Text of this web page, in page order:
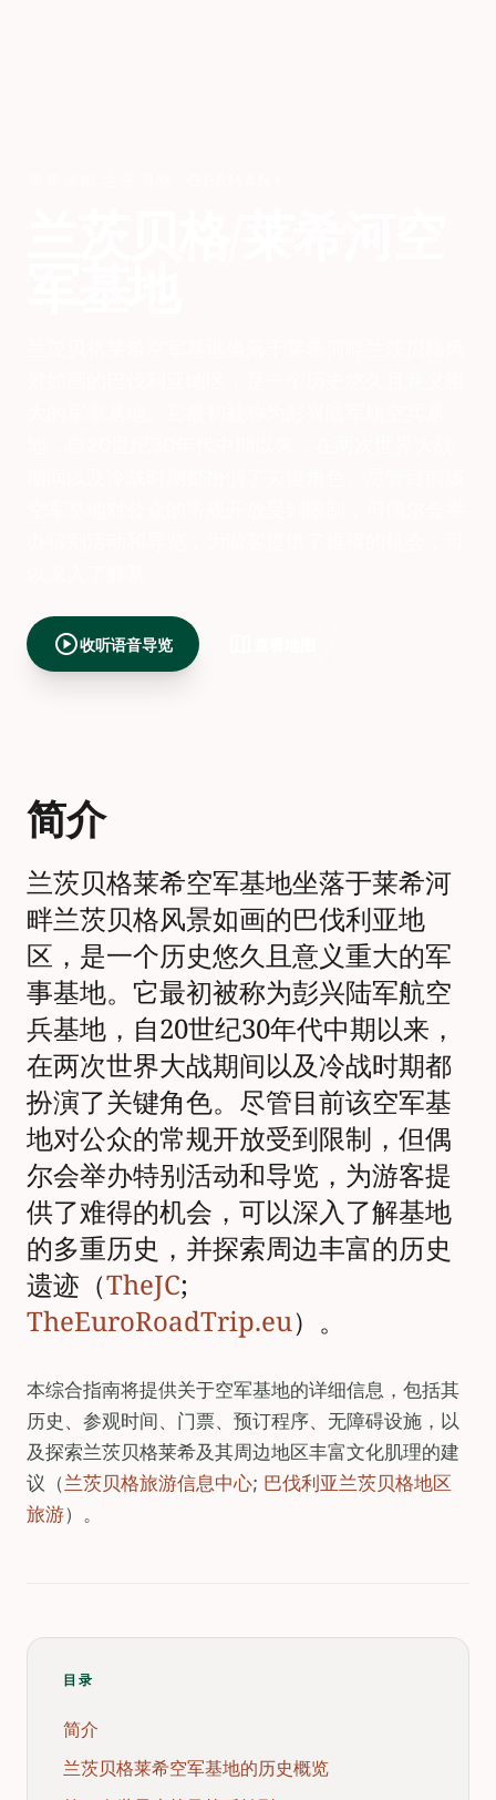
play_circle收听语音导览
简介
兰茨贝格莱希空军基地坐落于莱希河
畔兰茨贝格风景如画的巴伐利亚地
区，是一个历史悠久且意义重大的军
事基地。它最初被称为彭兴陆军航空
兵基地，自20世纪30年代中期以来，
在两次世界大战期间以及冷战时期都
扮演了关键角色。尽管目前该空军基
地对公众的常规开放受到限制，但偶
尔会举办特别活动和导览，为游客提
供了难得的机会，可以深入了解基地
的多重历史，并探索周边丰富的历史
遗迹（TheJC;
TheEuroRoadTrip.eu）。
本综合指南将提供关于空军基地的详细信息，包括其
历史、参观时间、门票、预订程序、无障碍设施，以
及探索兰茨贝格莱希及其周边地区丰富文化肌理的建
议（兰茨贝格旅游信息中心; 巴伐利亚兰茨贝格地区
旅游）。
目录
简介
兰茨贝格莱希空军基地的历史概览